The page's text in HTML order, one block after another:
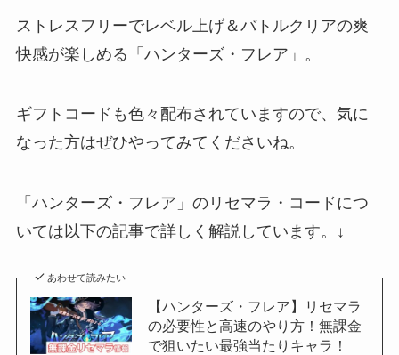
ストレスフリーでレベル上げ＆バトルクリアの爽
快感が楽しめる「ハンターズ・フレア」。
ギフトコードも色々配布されていますので、気に
なった方はぜひやってみてくださいね。
「ハンターズ・フレア」のリセマラ・コードにつ
いては以下の記事で詳しく解説しています。↓
あわせて読みたい
【ハンターズ・フレア】リセマラ
の必要性と高速のやり方！無課金
で狙いたい最強当たりキャラ！